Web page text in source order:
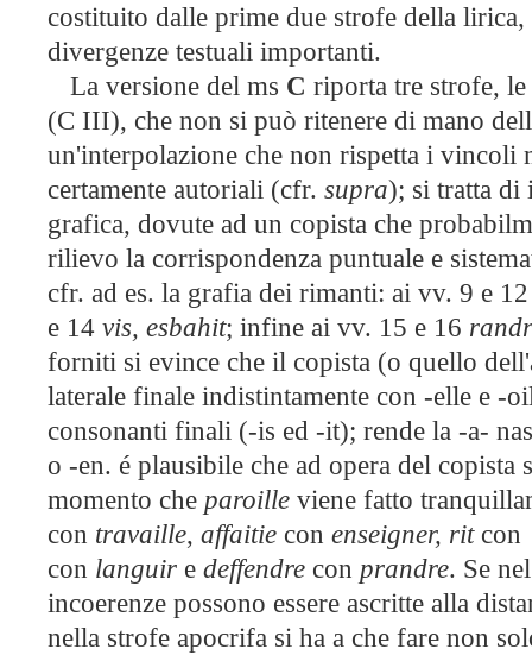
costituito dalle prime due strofe della
divergenze testuali importanti.
La versione del ms C riporta tre strofe,
(C III), che non si può ritenere di mano
un'interpolazione che non rispetta i vincoli
certamente autoriali (cfr. supra); si tratta di
grafica, dovute ad un copista che
rilievo la corrispondenza puntuale e
cfr. ad es. la grafia dei rimanti: ai vv. 9 e
e 14 vis, esbahit; infine ai vv. 15 e 16
forniti si evince che il copista (o quello
laterale finale indistintamente con -elle e -
consonanti finali (-is ed -it); rende la -a-
o -en. é plausibile che ad opera del copista
momento che paroille viene fatto
con travaille, affaitie con enseigner, rit con
con languir e deffendre con prandre. Se
incoerenze possono essere ascritte alla
nella strofe apocrifa si ha a che fare non